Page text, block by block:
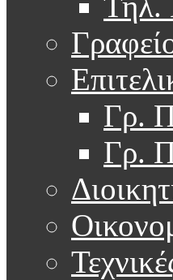
Γρ.
Γρ.